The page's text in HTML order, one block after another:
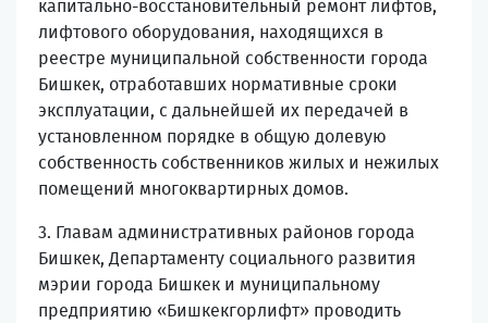
капитально-восстановительный ремонт лифтов,
лифтового оборудования, находящихся в
реестре муниципальной собственности города
Бишкек, отработавших нормативные сроки
эксплуатации, с дальнейшей их передачей в
установленном порядке в общую долевую
собственность собственников жилых и нежилых
помещений многоквартирных домов.
3. Главам административных районов города
Бишкек, Департаменту социального развития
мэрии города Бишкек и муниципальному
предприятию «Бишкекгорлифт» проводить